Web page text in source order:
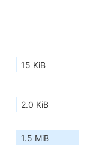
15 KiB
2.0 KiB
1.5 MiB